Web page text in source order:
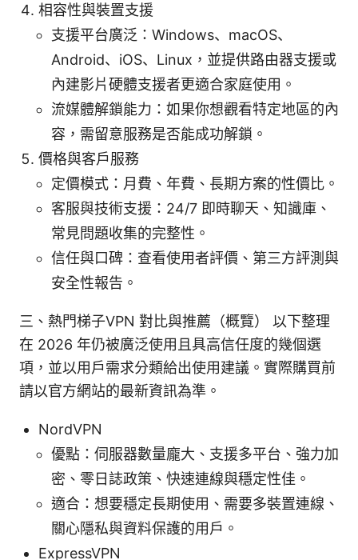
相容性與裝置支援
支援平台廣泛：Windows、macOS、
Android、iOS、Linux，並提供路由器支援或
內建影片硬體支援者更適合家庭使用。
流媒體解鎖能力：如果你想觀看特定地區的內
容，需留意服務是否能成功解鎖。
價格與客戶服務
定價模式：月費、年費、長期方案的性價比。
客服與技術支援：24/7 即時聊天、知識庫、
常見問題收集的完整性。
信任與口碑：查看使用者評價、第三方評測與
安全性報告。
三、熱門梯子VPN 對比與推薦（概覽） 以下整理
在 2026 年仍被廣泛使用且具高信任度的幾個選
項，並以用戶需求分類給出使用建議。實際購買前
請以官方網站的最新資訊為準。
NordVPN
優點：伺服器數量龐大、支援多平台、強力加
密、零日誌政策、快速連線與穩定性佳。
適合：想要穩定長期使用、需要多裝置連線、
關心隱私與資料保護的用戶。
ExpressVPN